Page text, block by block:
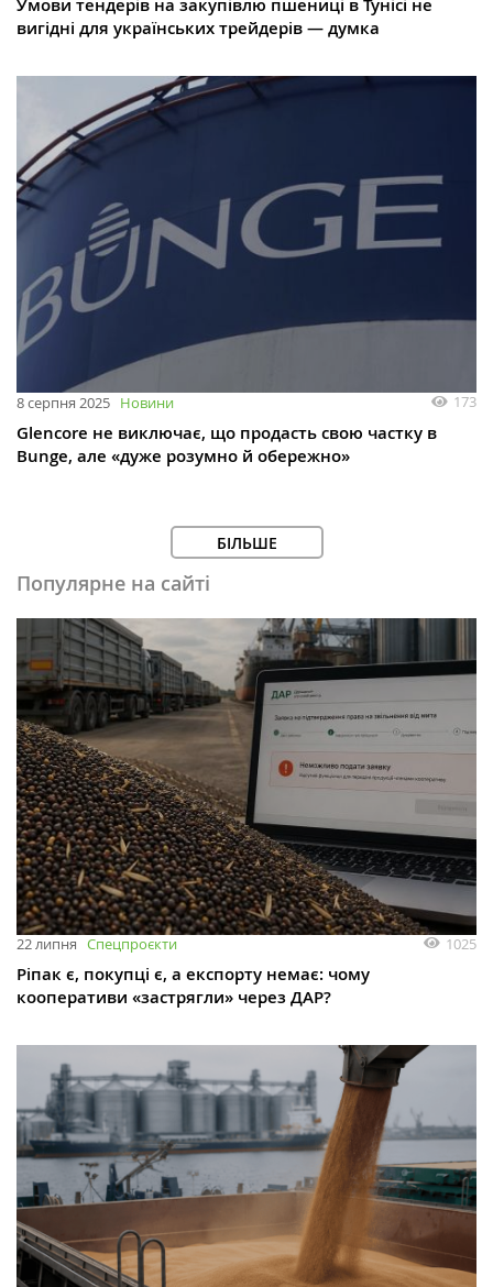
Умови тендерів на закупівлю пшениці в Тунісі не
вигідні для українських трейдерів — думка
8 серпня 2025 Новини 173
Glencore не виключає, що продасть свою частку в
Bunge, але «дуже розумно й обережно»
БІЛЬШЕ
Популярне на сайті
22 липня Спецпроєкти 1025
Ріпак є, покупці є, а експорту немає: чому
кооперативи «застрягли» через ДАР?